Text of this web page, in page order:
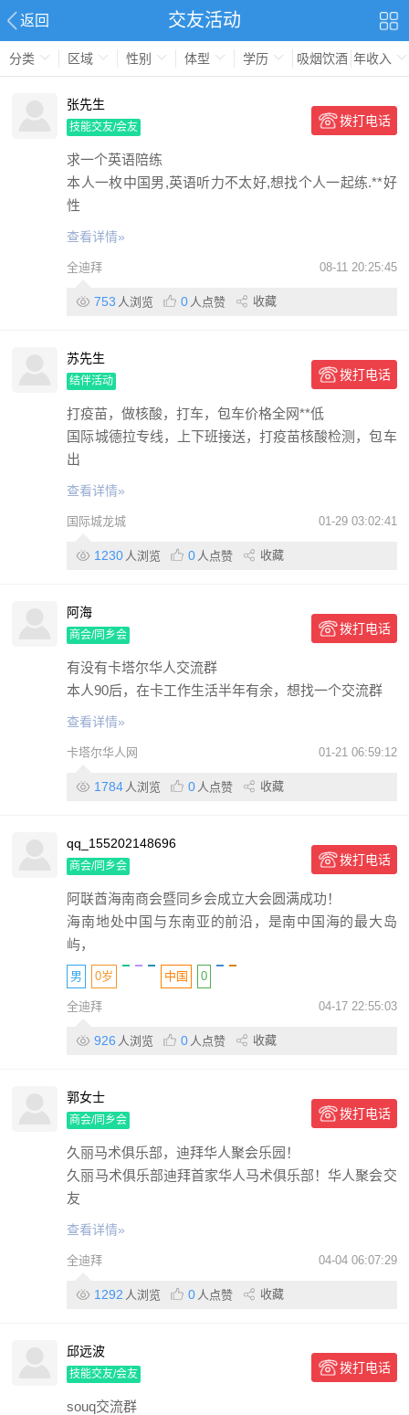
返回 交友活动
分类 区域 性别 体型 学历 吸烟饮酒 年收入
张先生
技能交友/会友 拨打电话
求一个英语陪练
本人一枚中国男,英语听力不太好,想找个人一起练.**好
性
查看详情»
全迪拜 08-11 20:25:45
753 人浏览 0 人点赞 收藏
苏先生
结伴活动 拨打电话
打疫苗，做核酸，打车，包车价格全网**低
国际城德拉专线，上下班接送，打疫苗核酸检测，包车
出
查看详情»
国际城龙城 01-29 03:02:41
1230 人浏览 0 人点赞 收藏
阿海
商会/同乡会 拨打电话
有没有卡塔尔华人交流群
本人90后，在卡工作生活半年有余，想找一个交流群
查看详情»
卡塔尔华人网 01-21 06:59:12
1784 人浏览 0 人点赞 收藏
qq_155202148696
商会/同乡会 拨打电话
阿联酋海南商会暨同乡会成立大会圆满成功！
海南地处中国与东南亚的前沿，是南中国海的最大岛
屿，
男 0岁 中国 0
全迪拜 04-17 22:55:03
926 人浏览 0 人点赞 收藏
郭女士
商会/同乡会 拨打电话
久丽马术俱乐部，迪拜华人聚会乐园！
久丽马术俱乐部迪拜首家华人马术俱乐部！华人聚会交
友
查看详情»
全迪拜 04-04 06:07:29
1292 人浏览 0 人点赞 收藏
邱远波
技能交友/会友 拨打电话
souq交流群